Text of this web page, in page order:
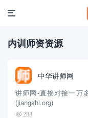
内训师资资源
中华讲师网
讲师网-直接对接一万
(jiangshi.org)
283